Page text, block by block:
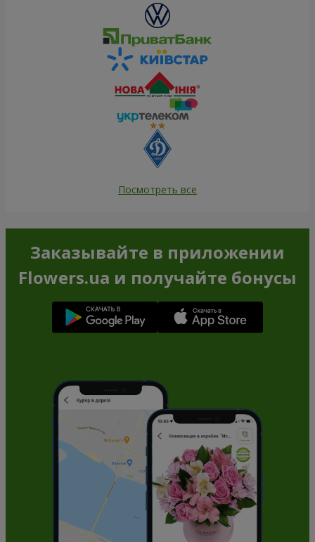
Посмотреть все
Заказывайте в приложении
Flowers.ua и получайте бонусы